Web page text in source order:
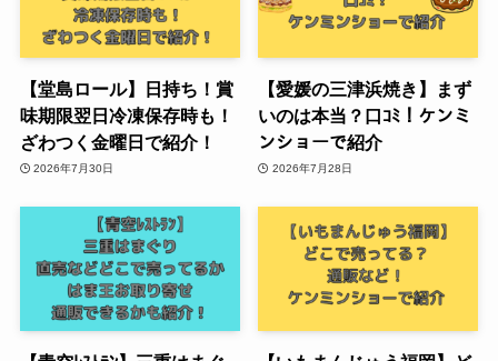
【堂島ロール】日持ち！賞
味期限翌日冷凍保存時も！
ざわつく金曜日で紹介！
2026年7月30日
【愛媛の三津浜焼き】まず
いのは本当？口ｺﾐ！ケンミ
ンショーで紹介
2026年7月28日